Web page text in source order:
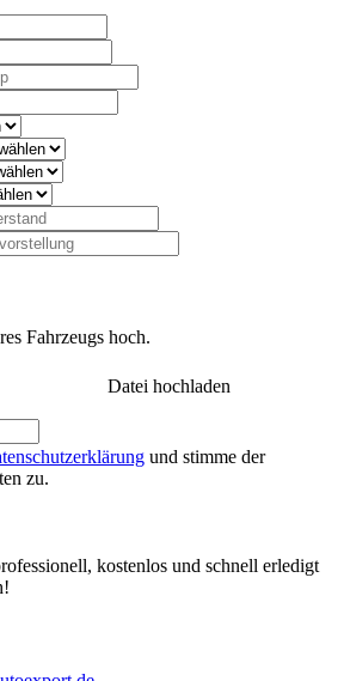
Fahrzeugs hoch.
Datei hochladen
und stimme der
zu.
kostenlos und schnell erledigt